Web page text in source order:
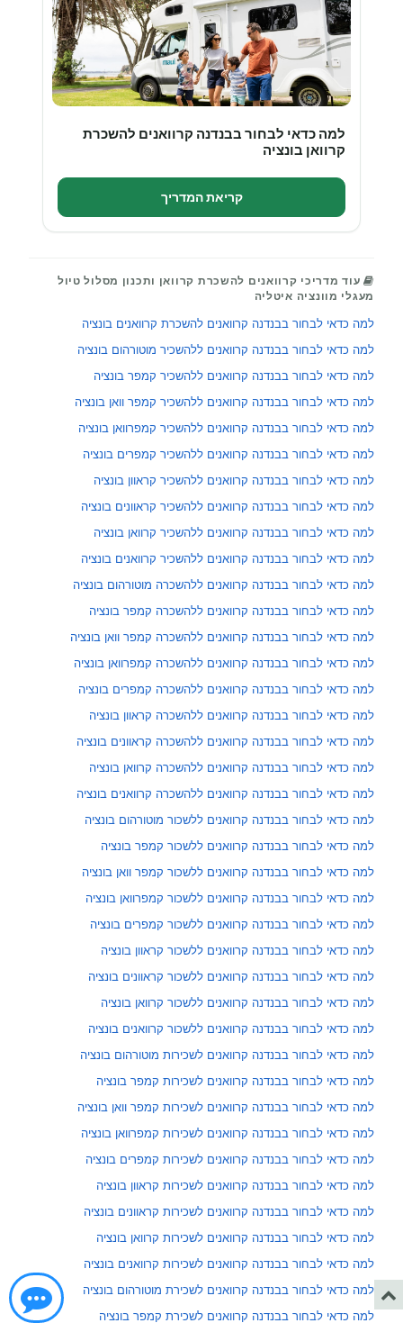
למה כדאי לבחור בבנדנה קרוואנים להשכרת
קרוואן בונציה
קריאת המדריך
עוד מדריכי קרוואנים להשכרת קרוואן ותכנון מסלול טיול
מעגלי מוונציה איטליה
למה כדאי לבחור בבנדנה קרוואנים להשכרת קרוואנים בונציה
למה כדאי לבחור בבנדנה קרוואנים ללהשכיר מוטורהום בונציה
למה כדאי לבחור בבנדנה קרוואנים ללהשכיר קמפר בונציה
למה כדאי לבחור בבנדנה קרוואנים ללהשכיר קמפר וואן בונציה
למה כדאי לבחור בבנדנה קרוואנים ללהשכיר קמפרוואן בונציה
למה כדאי לבחור בבנדנה קרוואנים ללהשכיר קמפרים בונציה
למה כדאי לבחור בבנדנה קרוואנים ללהשכיר קראוון בונציה
למה כדאי לבחור בבנדנה קרוואנים ללהשכיר קראוונים בונציה
למה כדאי לבחור בבנדנה קרוואנים ללהשכיר קרוואן בונציה
למה כדאי לבחור בבנדנה קרוואנים ללהשכיר קרוואנים בונציה
למה כדאי לבחור בבנדנה קרוואנים ללהשכרה מוטורהום בונציה
למה כדאי לבחור בבנדנה קרוואנים ללהשכרה קמפר בונציה
למה כדאי לבחור בבנדנה קרוואנים ללהשכרה קמפר וואן בונציה
למה כדאי לבחור בבנדנה קרוואנים ללהשכרה קמפרוואן בונציה
למה כדאי לבחור בבנדנה קרוואנים ללהשכרה קמפרים בונציה
למה כדאי לבחור בבנדנה קרוואנים ללהשכרה קראוון בונציה
למה כדאי לבחור בבנדנה קרוואנים ללהשכרה קראוונים בונציה
למה כדאי לבחור בבנדנה קרוואנים ללהשכרה קרוואן בונציה
למה כדאי לבחור בבנדנה קרוואנים ללהשכרה קרוואנים בונציה
למה כדאי לבחור בבנדנה קרוואנים ללשכור מוטורהום בונציה
למה כדאי לבחור בבנדנה קרוואנים ללשכור קמפר בונציה
למה כדאי לבחור בבנדנה קרוואנים ללשכור קמפר וואן בונציה
למה כדאי לבחור בבנדנה קרוואנים ללשכור קמפרוואן בונציה
למה כדאי לבחור בבנדנה קרוואנים ללשכור קמפרים בונציה
למה כדאי לבחור בבנדנה קרוואנים ללשכור קראוון בונציה
למה כדאי לבחור בבנדנה קרוואנים ללשכור קראוונים בונציה
למה כדאי לבחור בבנדנה קרוואנים ללשכור קרוואן בונציה
למה כדאי לבחור בבנדנה קרוואנים ללשכור קרוואנים בונציה
למה כדאי לבחור בבנדנה קרוואנים לשכירות מוטורהום בונציה
למה כדאי לבחור בבנדנה קרוואנים לשכירות קמפר בונציה
למה כדאי לבחור בבנדנה קרוואנים לשכירות קמפר וואן בונציה
למה כדאי לבחור בבנדנה קרוואנים לשכירות קמפרוואן בונציה
למה כדאי לבחור בבנדנה קרוואנים לשכירות קמפרים בונציה
למה כדאי לבחור בבנדנה קרוואנים לשכירות קראוון בונציה
למה כדאי לבחור בבנדנה קרוואנים לשכירות קראוונים בונציה
למה כדאי לבחור בבנדנה קרוואנים לשכירות קרוואן בונציה
למה כדאי לבחור בבנדנה קרוואנים לשכירות קרוואנים בונציה
למה כדאי לבחור בבנדנה קרוואנים לשכירת מוטורהום בונציה
למה כדאי לבחור בבנדנה קרוואנים לשכירת קמפר בונציה